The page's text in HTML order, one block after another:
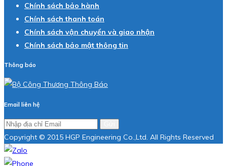
Chính sách bảo hành
Chính sách thanh toán
Chính sách vận chuyển và giao nhận
Chính sách bảo mật thông tin
Thông báo
Email liên hệ
Copyright © 2015 HGP Engineering Co.,Ltd. All Rights Reserved